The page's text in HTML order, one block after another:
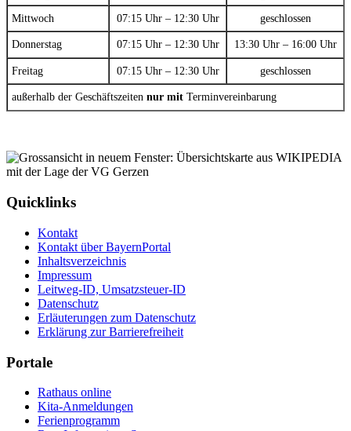
Mittwoch 07:15 Uhr – 12:30 Uhr geschlossen
Donnerstag 07:15 Uhr – 12:30 Uhr 13:30 Uhr – 16:00 Uhr
Freitag 07:15 Uhr – 12:30 Uhr geschlossen
außerhalb der Geschäftszeiten nur mit Terminvereinbarung
Quicklinks
Kontakt
Kontakt über BayernPortal
Inhaltsverzeichnis
Impressum
Leitweg-ID, Umsatzsteuer-ID
Datenschutz
Erläuterungen zum Datenschutz
Erklärung zur Barrierefreiheit
Portale
Rathaus online
Kita-Anmeldungen
Ferienprogramm